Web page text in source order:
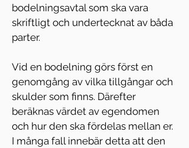
bodelningsavtal som ska vara
skriftligt och undertecknat av båda
parter.
Vid en bodelning görs först en
genomgång av vilka tillgångar och
skulder som finns. Därefter
beräknas värdet av egendomen
och hur den ska fördelas mellan er.
I många fall innebär detta att den